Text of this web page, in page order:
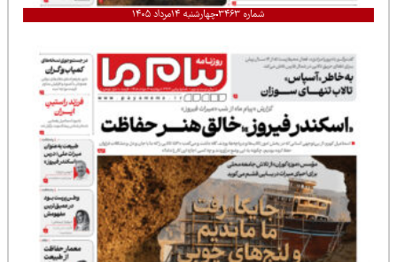
شماره ۳۴۶۳ چهارشنبه ۱۴مرداد ۱۴۰۵